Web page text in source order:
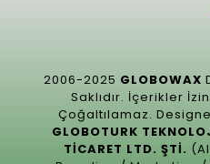
2006-2025 GLOBOWAX
Saklıdır. İçerikler
Çoğaltılamaz.
GLOBOTURK
TİCARET LTD. ŞTİ.